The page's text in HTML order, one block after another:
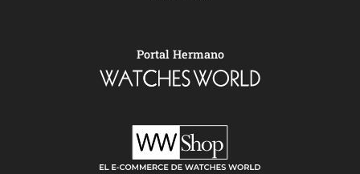
Portal Hermano